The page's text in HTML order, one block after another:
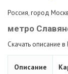
Россия,город
метро
Скачать описание
Описание